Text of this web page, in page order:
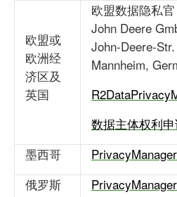
欧盟或
欧洲经
济区及
英国
欧盟数据隐私官
John Deere
John-Deere-
Mannheim,
数据主体权利
墨西哥
俄罗斯